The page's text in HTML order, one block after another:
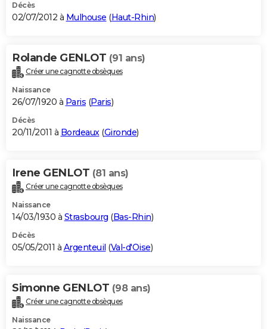
Décès
02/07/2012 à Mulhouse (Haut-Rhin)
Rolande GENLOT (91 ans)
Créer une cagnotte obsèques
Naissance
26/07/1920 à Paris (Paris)
Décès
20/11/2011 à Bordeaux(Gironde)
Irene GENLOT (81 ans)
Créer une cagnotte obsèques
Naissance
14/03/1930 à Strasbourg (Bas-Rhin)
Décès
05/05/2011 à Argenteuil (Val-d'Oise)
Simonne GENLOT (98 ans)
Créer une cagnotte obsèques
Naissance